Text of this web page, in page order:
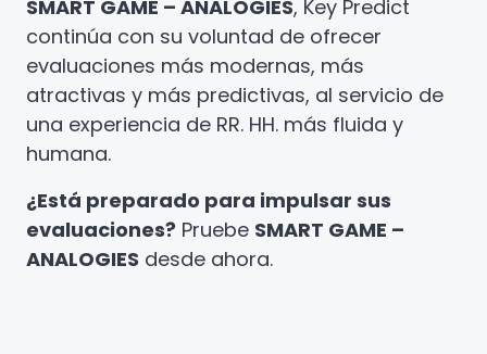
SMART GAME – ANALOGIES, Key Predict
continúa con su voluntad de ofrecer
evaluaciones más modernas, más
atractivas y más predictivas, al servicio de
una experiencia de RR. HH. más fluida y
humana.
¿Está preparado para impulsar sus
evaluaciones? Pruebe SMART GAME –
ANALOGIES desde ahora.